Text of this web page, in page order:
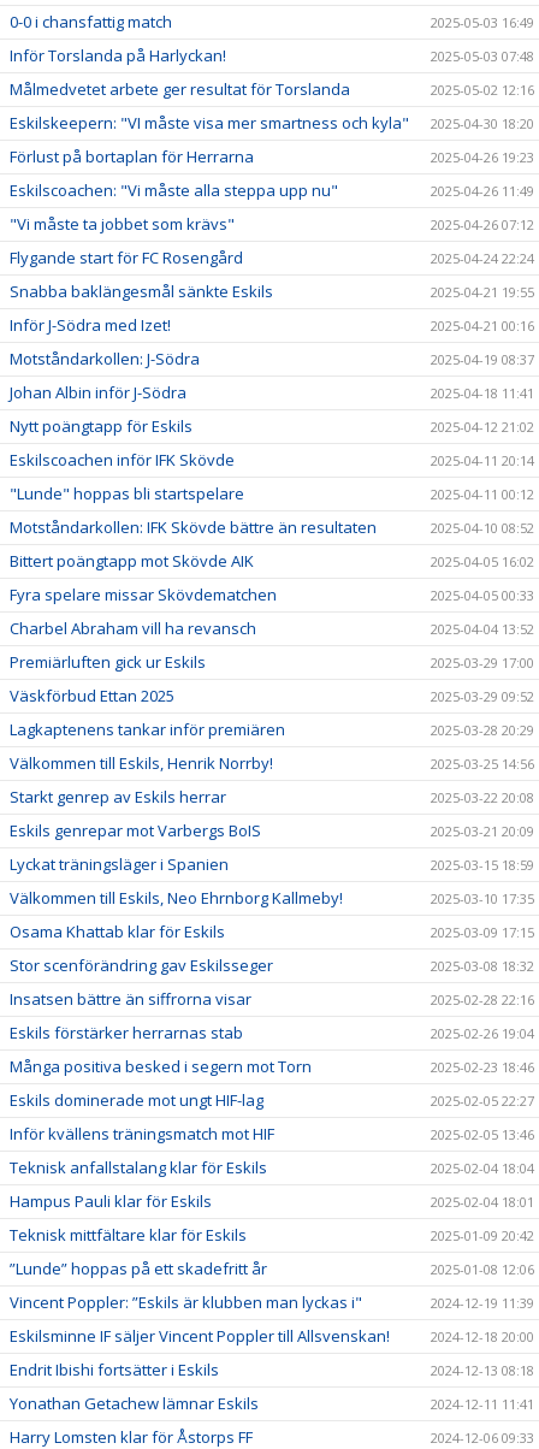
0-0 i chansfattig match 2025-05-03 16:49
Inför Torslanda på Harlyckan! 2025-05-03 07:48
Målmedvetet arbete ger resultat för Torslanda 2025-05-02 12:16
Eskilskeepern: "VI måste visa mer smartness och kyla" 2025-04-30 18:20
Förlust på bortaplan för Herrarna 2025-04-26 19:23
Eskilscoachen: "Vi måste alla steppa upp nu" 2025-04-26 11:49
"Vi måste ta jobbet som krävs" 2025-04-26 07:12
Flygande start för FC Rosengård 2025-04-24 22:24
Snabba baklängesmål sänkte Eskils 2025-04-21 19:55
Inför J-Södra med Izet! 2025-04-21 00:16
Motståndarkollen: J-Södra 2025-04-19 08:37
Johan Albin inför J-Södra 2025-04-18 11:41
Nytt poängtapp för Eskils 2025-04-12 21:02
Eskilscoachen inför IFK Skövde 2025-04-11 20:14
"Lunde" hoppas bli startspelare 2025-04-11 00:12
Motståndarkollen: IFK Skövde bättre än resultaten 2025-04-10 08:52
Bittert poängtapp mot Skövde AIK 2025-04-05 16:02
Fyra spelare missar Skövdematchen 2025-04-05 00:33
Charbel Abraham vill ha revansch 2025-04-04 13:52
Premiärluften gick ur Eskils 2025-03-29 17:00
Väskförbud Ettan 2025 2025-03-29 09:52
Lagkaptenens tankar inför premiären 2025-03-28 20:29
Välkommen till Eskils, Henrik Norrby! 2025-03-25 14:56
Starkt genrep av Eskils herrar 2025-03-22 20:08
Eskils genrepar mot Varbergs BoIS 2025-03-21 20:09
Lyckat träningsläger i Spanien 2025-03-15 18:59
Välkommen till Eskils, Neo Ehrnborg Kallmeby! 2025-03-10 17:35
Osama Khattab klar för Eskils 2025-03-09 17:15
Stor scenförändring gav Eskilsseger 2025-03-08 18:32
Insatsen bättre än siffrorna visar 2025-02-28 22:16
Eskils förstärker herrarnas stab 2025-02-26 19:04
Många positiva besked i segern mot Torn 2025-02-23 18:46
Eskils dominerade mot ungt HIF-lag 2025-02-05 22:27
Inför kvällens träningsmatch mot HIF 2025-02-05 13:46
Teknisk anfallstalang klar för Eskils 2025-02-04 18:04
Hampus Pauli klar för Eskils 2025-02-04 18:01
Teknisk mittfältare klar för Eskils 2025-01-09 20:42
”Lunde” hoppas på ett skadefritt år 2025-01-08 12:06
Vincent Poppler: ”Eskils är klubben man lyckas i" 2024-12-19 11:39
Eskilsminne IF säljer Vincent Poppler till Allsvenskan! 2024-12-18 20:00
Endrit Ibishi fortsätter i Eskils 2024-12-13 08:18
Yonathan Getachew lämnar Eskils 2024-12-11 11:41
Harry Lomsten klar för Åstorps FF 2024-12-06 09:33